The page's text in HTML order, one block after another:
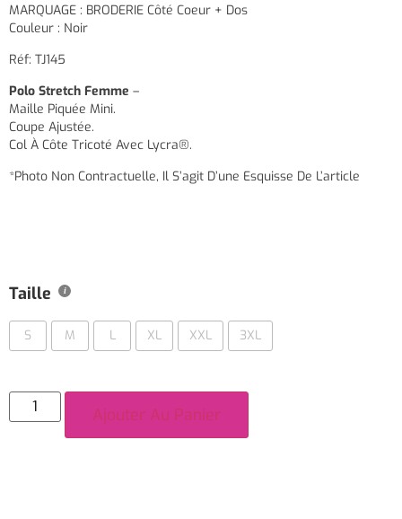
MARQUAGE : BRODERIE Côté Coeur + Dos
Couleur : Noir
Réf: TJ145
Polo Stretch Femme –
Maille Piquée Mini.
Coupe Ajustée.
Col À Côte Tricoté Avec Lycra®.
*Photo Non Contractuelle, Il S’agit D’une Esquisse De L’article
Taille
S M L XL XXL 3XL
Ajouter Au Panier